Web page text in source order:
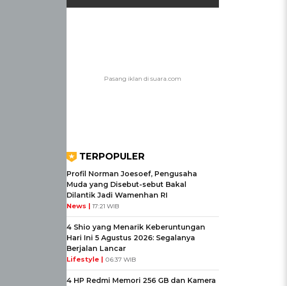
TERPOPULER
Profil Norman Joesoef, Pengusaha
Muda yang Disebut-sebut Bakal
Dilantik Jadi Wamenhan RI
News | 17:21 WIB
4 Shio yang Menarik Keberuntungan
Hari Ini 5 Agustus 2026: Segalanya
Berjalan Lancar
Lifestyle | 06:37 WIB
4 HP Redmi Memori 256 GB dan Kamera